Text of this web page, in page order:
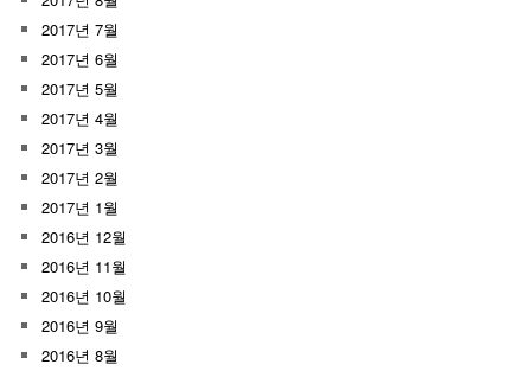
2017년 7월
2017년 6월
2017년 5월
2017년 4월
2017년 3월
2017년 2월
2017년 1월
2016년 12월
2016년 11월
2016년 10월
2016년 9월
2016년 8월